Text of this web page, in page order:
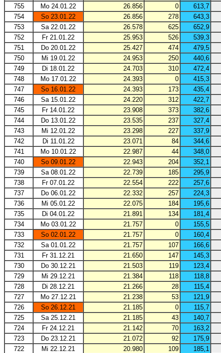
755
Mo 24.01.22 26.856 0
613,7
754
So 23.01.22 26.856 278
643,3
753
Sa 22.01.22 26.578 625
652,9
752
Fr 21.01.22 25.953 526
539,3
751
Do 20.01.22 25.427 474
479,5
750
Mi 19.01.22 24.953 250
440,6
749
Di 18.01.22 24.703 310
472,4
748
Mo 17.01.22 24.393 0
415,3
747
So 16.01.22 24.393 173
435,4
746
Sa 15.01.22 24.220 312
422,7
745
Fr 14.01.22 23.908 373
382,6
744
Do 13.01.22 23.535 237
327,4
743
Mi 12.01.22 23.298 227
337,9
742
Di 11.01.22 23.071 84
344,6
741
Mo 10.01.22 22.987 44
348,0
740
So 09.01.22 22.943 204
352,1
739
Sa 08.01.22 22.739 185
295,9
738
Fr 07.01.22 22.554 222
257,6
737
Do 06.01.22 22.332 257
224,3
736
Mi 05.01.22 22.075 184
195,6
735
Di 04.01.22 21.891 134
181,4
734
Mo 03.01.22 21.757 0
155,5
733
So 02.01.22 21.757 0
160,4
732
Sa 01.01.22 21.757 107
166,6
731
Fr 31.12.21 21.650 147
145,3
730
Do 30.12.21 21.503 119
123,4
729
Mi 29.12.21 21.384 118
118,8
728
Di 28.12.21 21.266 28
115,4
727
Mo 27.12.21 21.238 53
121,9
726
So 26.12.21 21.185 0
115,7
725
Sa 25.12.21 21.185 43
140,7
724
Fr 24.12.21 21.142 70
163,2
723
Do 23.12.21 21.072 92
175,9
722
Mi 22.12.21 20.980 109
185,1